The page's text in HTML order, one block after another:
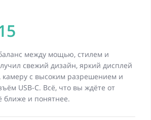
между мощью, стилем и
свежий дизайн, яркий дисплей
камеру с высоким разрешением и
USB-C. Всё, что вы ждёте от
ближе и понятнее.